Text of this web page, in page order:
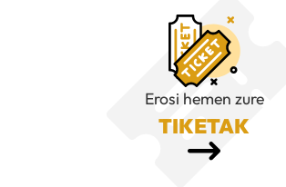
Erosi hemen zure
TIKETAK